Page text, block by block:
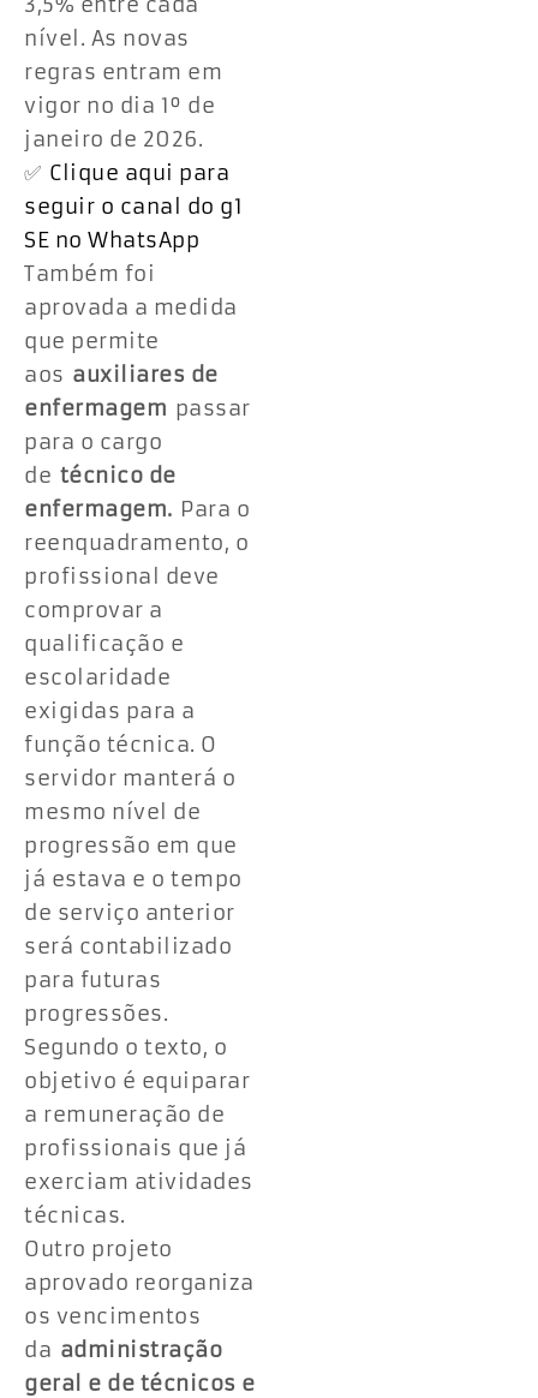
nível. As novas
regras entram em
vigor no dia 1º de
janeiro de 2026.
✅ Clique aqui para
seguir o canal do g1
SE no WhatsApp
Também foi
aprovada a medida
que permite
aos auxiliares de
enfermagem passar
para o cargo
de técnico de
enfermagem. Para o
reenquadramento, o
profissional deve
comprovar a
qualificação e
escolaridade
exigidas para a
função técnica. O
servidor manterá o
mesmo nível de
progressão em que
já estava e o tempo
de serviço anterior
será contabilizado
para futuras
progressões.
Segundo o texto, o
objetivo é equiparar
a remuneração de
profissionais que já
exerciam atividades
técnicas.
Outro projeto
aprovado reorganiza
os vencimentos
da administração
geral e de técnicos e